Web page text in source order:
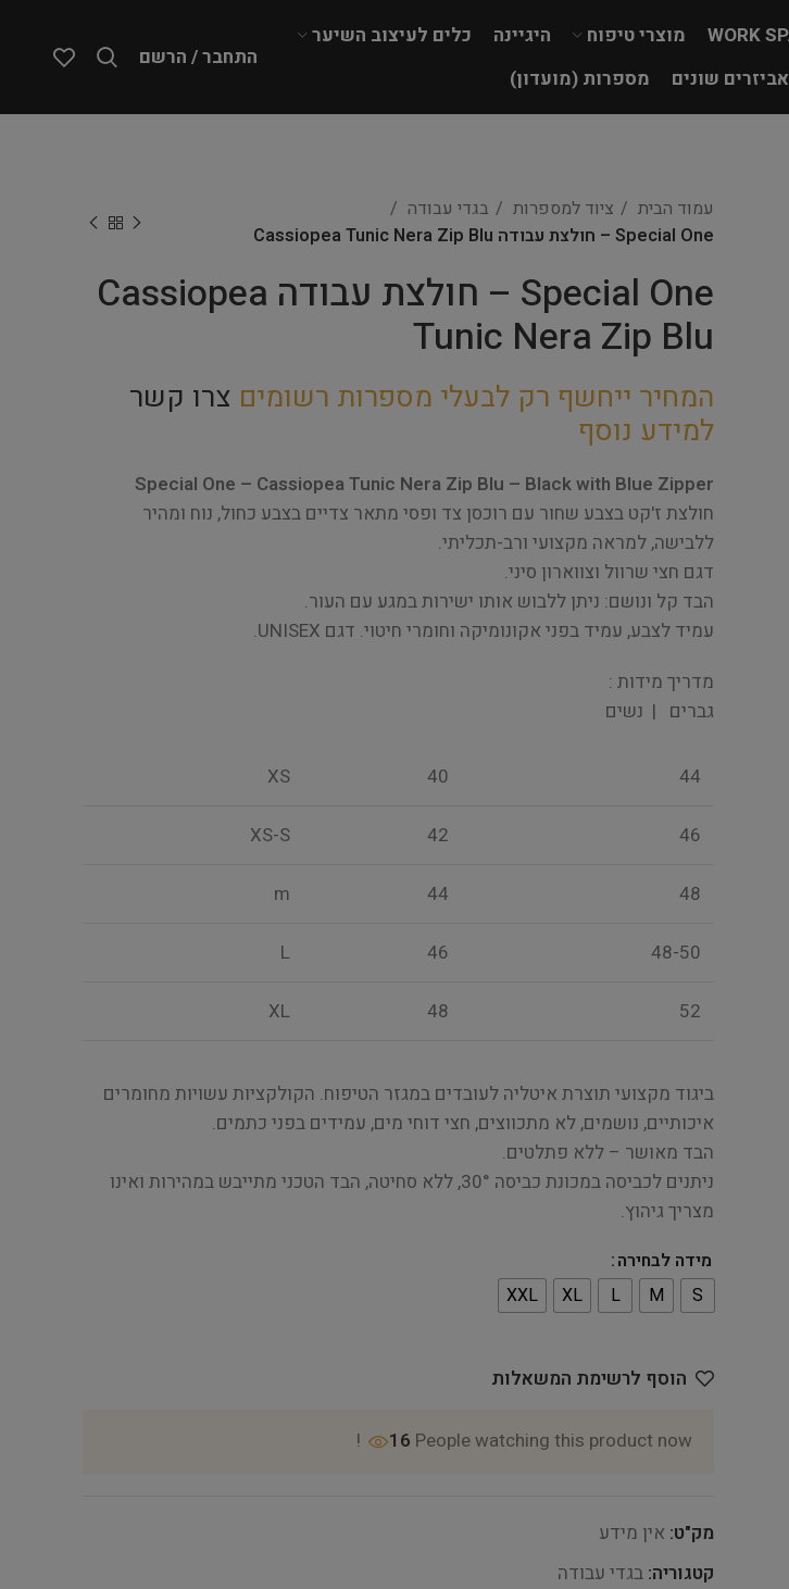
מוצרי טיפוח היגיינה
כלים לעיצוב השיער
אביזרים שונים מספרות (מועדון)
התחבר / הרשם
עמוד הבית ציוד למספרות
בגדי עבודה
Special One – חולצת עבודה Cassiopea Tunic Nera Zip Blu
Special One – חולצת עבודה Cassiopea
Tunic Nera Zip Blu
המחיר ייחשף רק לבעלי מספרות רשומים צרו קשר
למידע נוסף
Special One – Cassiopea Tunic Nera Zip Blu – Black with Blue Zipper
חולצת ז'קט בצבע שחור עם רוכסן צד ופסי מתאר צדיים בצבע כחול, נוח ומהיר
ללבישה, למראה מקצועי ורב-תכליתי.
דגם חצי שרוול וצווארון סיני.
הבד קל ונושם: ניתן ללבוש אותו ישירות במגע עם העור.
עמיד לצבע, עמיד בפני אקונומיקה וחומרי חיטוי. דגם UNISEX.
מדריך מידות :
גברים | נשים
44
40
XS
46
42
XS-S
48
44
m
48-50
46
L
52
48
XL
ביגוד מקצועי תוצרת איטליה לעובדים במגזר הטיפוח. הקולקציות עשויות מחומרים
איכותיים, נושמים, לא מתכווצים, חצי דוחי מים, עמידים בפני כתמים.
הבד מאושר – ללא פתלטים.
ניתנים לכביסה במכונת כביסה 30°, ללא סחיטה, הבד הטכני מתייבש במהירות ואינו
מצריך גיהוץ.
מידה לבחירה
S
M
L
XL
XXL
הוסף לרשימת המשאלות
16 People watching this product now!
מק"ט: אין מידע
קטגוריה: בגדי עבודה